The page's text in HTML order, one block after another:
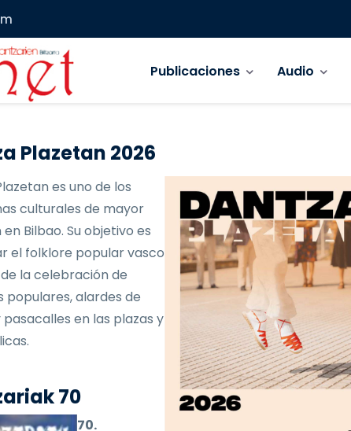
Publicaciones Audio
Plazetan 2026
es uno de los
culturales de mayor
Bilbao. Su objetivo es
el folklore popular vasco
la celebración de
populares, alardes de
pasacalles en las plazas y
70
70.